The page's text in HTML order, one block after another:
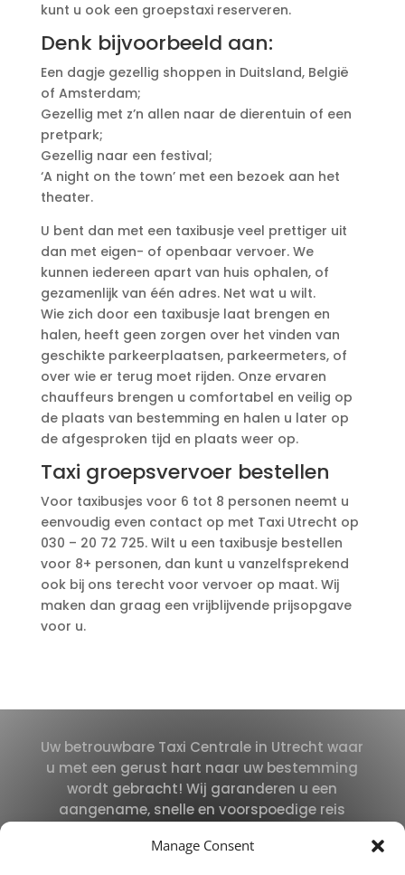
Manage Consent
kunt u ook een groepstaxi reserveren.
Denk bijvoorbeeld aan:
Een dagje gezellig shoppen in Duitsland, België
of Amsterdam;
Gezellig met z’n allen naar de dierentuin of een
pretpark;
Gezellig naar een festival;
‘A night on the town’ met een bezoek aan het
theater.
U bent dan met een taxibusje veel prettiger uit
dan met eigen- of openbaar vervoer. We
kunnen iedereen apart van huis ophalen, of
gezamenlijk van één adres. Net wat u wilt.
Wie zich door een taxibusje laat brengen en
halen, heeft geen zorgen over het vinden van
geschikte parkeerplaatsen, parkeermeters, of
over wie er terug moet rijden. Onze ervaren
chauffeurs brengen u comfortabel en veilig op
de plaats van bestemming en halen u later op
de afgesproken tijd en plaats weer op.
Taxi groepsvervoer bestellen
Voor taxibusjes voor 6 tot 8 personen neemt u
eenvoudig even contact op met Taxi Utrecht op
030 – 20 72 725. Wilt u een taxibusje bestellen
voor 8+ personen, dan kunt u vanzelfsprekend
ook bij ons terecht voor vervoer op maat. Wij
maken dan graag een vrijblijvende prijsopgave
voor u.
Uw betrouwbare Taxi Centrale in Utrecht waar
u met een gerust hart naar uw bestemming
wordt gebracht! Wij garanderen u een
aangename, snelle en voorspoedige reis